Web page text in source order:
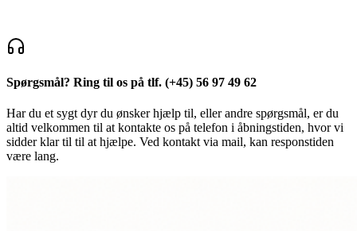
Spørgsmål? Ring til os på tlf. (+45) 56 97 49 62
Har du et sygt dyr du ønsker hjælp til, eller andre spørgsmål, er du
altid velkommen til at kontakte os på telefon i åbningstiden, hvor vi
sidder klar til til at hjælpe. Ved kontakt via mail, kan responstiden
være lang.